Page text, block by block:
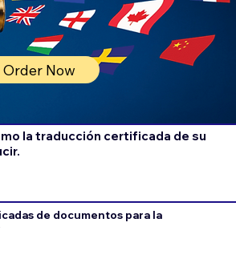
Order Now
la traducción certificada de su
de documentos para la